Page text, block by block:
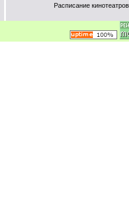
Расписание кинотеатров